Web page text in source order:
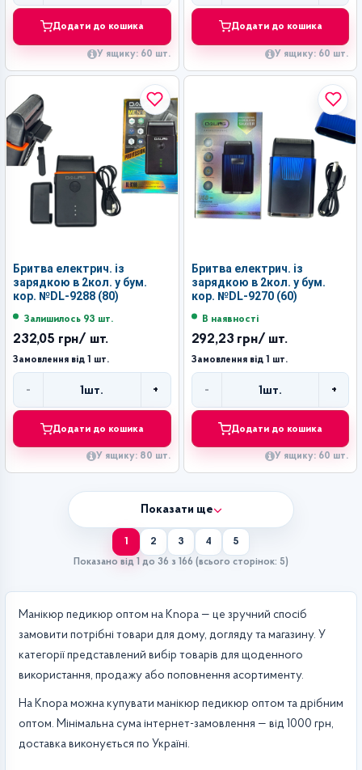
Додати до кошика
У ящику: 60 шт.
Додати до кошика
У ящику: 60 шт.
Бритва електрич. із
зарядкою в 2кол. у бум.
кор. №DL-9288 (80)
Залишилось 93 шт.
232,05 грн/ шт.
Замовлення від 1 шт.
- 1 шт. +
Додати до кошика
У ящику: 80 шт.
Бритва електрич. із
зарядкою в 2кол. у бум.
кор. №DL-9270 (60)
В наявності
292,23 грн/ шт.
Замовлення від 1 шт.
- 1 шт. +
Додати до кошика
У ящику: 60 шт.
Показати ще
1 2 3 4
5
Показано від 1 до 36 з 166 (всього сторінок: 5)
Манікюр педикюр оптом на Knopa — це зручний спосіб
замовити потрібні товари для дому, догляду та магазину. У
категорії представлений вибір товарів для щоденного
використання, продажу або поповнення асортименту.
На Knopa можна купувати манікюр педикюр оптом та дрібним
оптом. Мінімальна сума інтернет-замовлення — від 1000 грн,
доставка виконується по Україні.